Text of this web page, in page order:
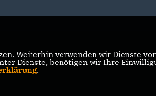
Weiterhin verwenden wir Dienste
Dienste, benötigen wir Ihre
.